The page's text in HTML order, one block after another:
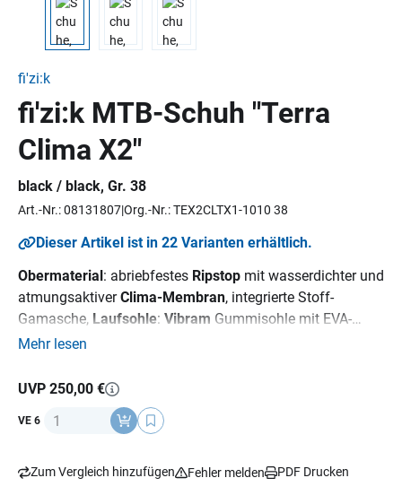
fi'zi:k
fi'zi:k MTB-Schuh "Terra
Clima X2"
black / black, Gr. 38
Art.-Nr.: 08131807Org.-Nr.: TEX2CLTX1-1010 38
Dieser Artikel ist in 22 Varianten erhältlich.
Obermaterial: abriebfestes Ripstop mit wasserdichter und
atmungsaktiverClima-Membran, integrierte Stoff-
Gamasche, Laufsohle: Vibram Gummisohle mit EVA-
Mittelsohle, Nylon-Einsatz zur Verstärkung der
Insole, Verschluss: 1 x Boa L6, 1 x Strap
Mehr lesen
UVP 250,00 €
VE 6 Anzahl
Zum Vergleich hinzufügen Fehler melden PDF Drucken